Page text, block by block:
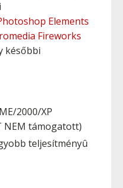
Elements
Fireworks
későbbi
2000/XP
NEM támogatott)
teljesítményû